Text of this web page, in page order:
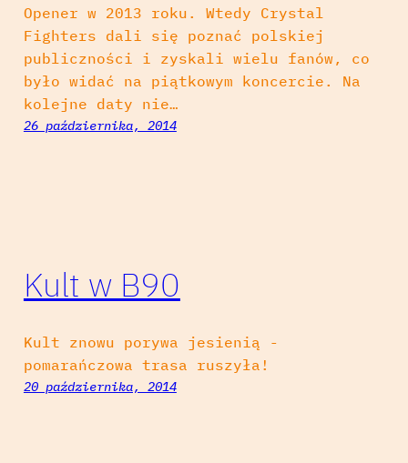
Opener w 2013 roku. Wtedy Crystal
Fighters dali się poznać polskiej
publiczności i zyskali wielu fanów, co
było widać na piątkowym koncercie. Na
kolejne daty nie…
26 października, 2014
Kult w B90
Kult znowu porywa jesienią -
pomarańczowa trasa ruszyła!
20 października, 2014